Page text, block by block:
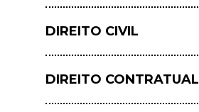
DIREITO CIVIL
DIREITO CONTRATUAL